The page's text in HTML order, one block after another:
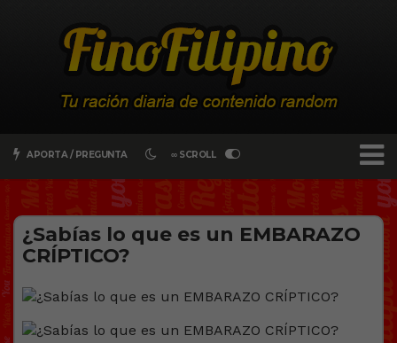
APORTA / PREGUNTA ∞ SCROLL
¿Sabías lo que es un EMBARAZO
CRÍPTICO?